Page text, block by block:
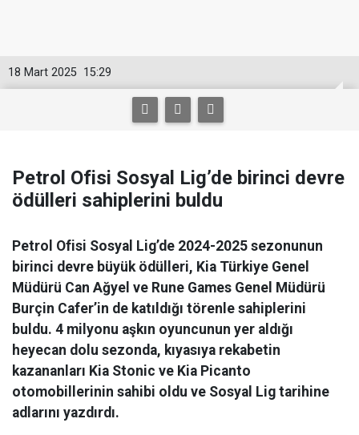
15:29
18 Mart 2025
Petrol Ofisi Sosyal Lig’de birinci devre
ödülleri sahiplerini buldu
Petrol Ofisi Sosyal Lig’de 2024-2025 sezonunun
birinci devre büyük ödülleri, Kia Türkiye Genel
Müdürü Can Ağyel ve Rune Games Genel Müdürü
Burçin Cafer’in de katıldığı törenle sahiplerini
buldu. 4 milyonu aşkın oyuncunun yer aldığı
heyecan dolu sezonda, kıyasıya rekabetin
kazananları Kia Stonic ve Kia Picanto
otomobillerinin sahibi oldu ve Sosyal Lig tarihine
adlarını yazdırdı.